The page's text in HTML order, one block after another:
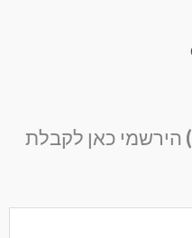
הירשמי כאן לקבלת